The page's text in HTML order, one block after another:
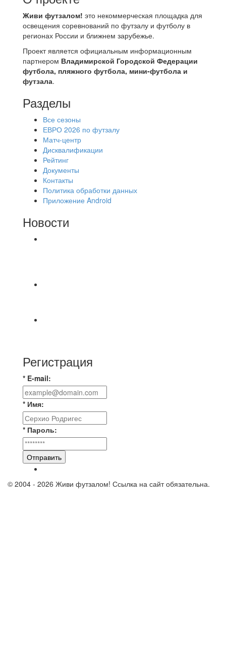
Живи футзалом! это некоммерческая площадка для
освещения соревнований по футзалу и футболу в
регионах России и ближнем зарубежье.
Проект является официальным информационным
партнером Владимирской Городской Федерации
футбола, пляжного футбола, мини-футбола и
футзала.
Разделы
Все сезоны
ЕВРО 2026 по футзалу
Матч-центр
Дисквалификации
Рейтинг
Документы
Контакты
Политика обработки данных
Приложение Android
Новости
Регистрация
* E-mail:
* Имя:
* Пароль:
Отправить
© 2004 - 2026 Живи футзалом! Ссылка на сайт обязательна.